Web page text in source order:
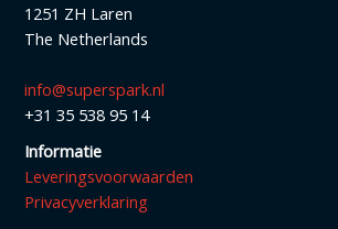
1251 ZH Laren
The Netherlands
info@superspark.nl
+31 35 538 95 14
Informatie
Leveringsvoorwaarden
Privacyverklaring